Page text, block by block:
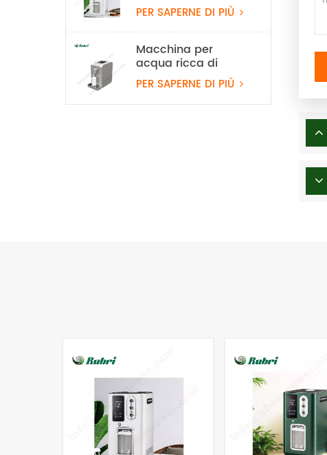
idrogeno al 99,99%
Rubri 1800 ml/min
PER SAPERNE DI PIÙ
Macchina per
acqua ricca di
idrogeno PEM
PER SAPERNE DI PIÙ